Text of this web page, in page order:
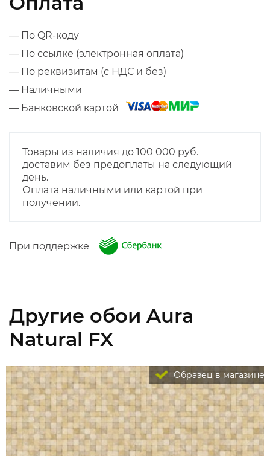
— По QR-коду
— По ссылке (электронная оплата)
— По реквизитам (с НДС и без)
— Наличными
— Банковской картой
Товары из наличия до 100 000 руб.
доставим без предоплаты на следующий
день.
Оплата наличными или картой при
получении.
При поддержке
Другие обои Aura
Natural FX
Образец в магазине